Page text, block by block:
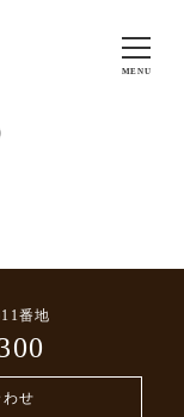
番地
せ